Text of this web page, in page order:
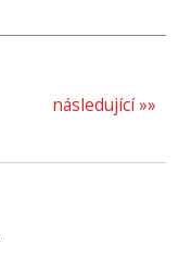
následující »»